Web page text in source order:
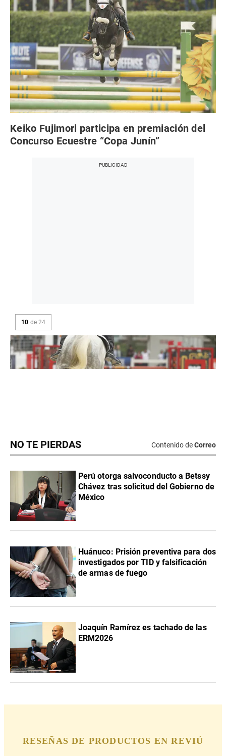
NO TE PIERDAS Contenido deCorreo
Perú otorga salvoconducto a Betssy
Chávez tras solicitud del Gobierno de
México
Huánuco: Prisión preventiva para dos
investigados por TID y falsificación
de armas de fuego
Joaquín Ramírez es tachado de las
ERM2026